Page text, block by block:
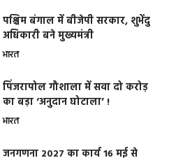
पश्चिम बंगाल में बीजेपी सरकार, शुभेंदु
अधिकारी बने मुख्यमंत्री
भारत
​पिंजरापोल गौशाला में सवा दो करोड़
का बड़ा ‘अनुदान घोटाला’ !
भारत
जनगणना 2027 का कार्य 16 मई से